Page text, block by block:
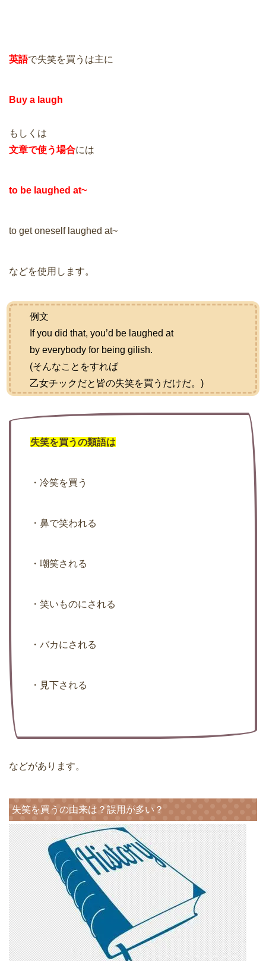
英語で失笑を買うは主に
Buy a laugh
もしくは
文章で使う場合には
to be laughed at~
to get oneself laughed at~
などを使用します。
例文
If you did that, you’d be laughed at
by everybody for being gilish.
(そんなことをすれば
乙女チックだと皆の失笑を買うだけだ。)
失笑を買うの類語は
・冷笑を買う
・鼻で笑われる
・嘲笑される
・笑いものにされる
・バカにされる
・見下される
などがあります。
失笑を買うの由来は？誤用が多い？